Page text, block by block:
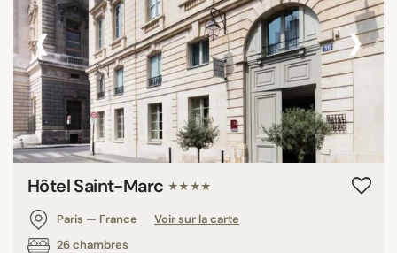
‹ ›
Hôtel Saint-Marc ★★★★
Paris — France
Voir sur la carte
26 chambres